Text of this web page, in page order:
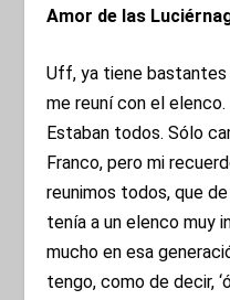
Amor de las
Uff, ya tiene bastantes
me reuní con el
Estaban todos. Sólo
Franco, pero mi
reunimos todos, que
tenía a un elenco muy
mucho en esa
tengo, como de decir,